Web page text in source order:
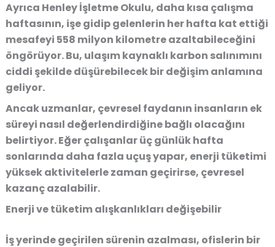
Ayrıca Henley İşletme Okulu, daha kısa çalışma
haftasının, işe gidip gelenlerin her hafta kat ettiği
mesafeyi 558 milyon kilometre azaltabileceğini
öngörüyor. Bu, ulaşım kaynaklı karbon salınımını
ciddi şekilde düşürebilecek bir değişim anlamına
geliyor.
Ancak uzmanlar, çevresel faydanın insanların ek
süreyi nasıl değerlendirdiğine bağlı olacağını
belirtiyor. Eğer çalışanlar üç günlük hafta
sonlarında daha fazla uçuş yapar, enerji tüketimi
yüksek aktivitelerle zaman geçirirse, çevresel
kazanç azalabilir.
Enerji ve tüketim alışkanlıkları değişebilir
İş yerinde geçirilen sürenin azalması, ofislerin bir